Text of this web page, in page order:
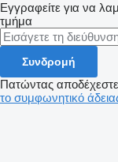
Εγγραφείτε για να
τμήμα
Συνδρομή
Πατώντας
το συμφωνητικό